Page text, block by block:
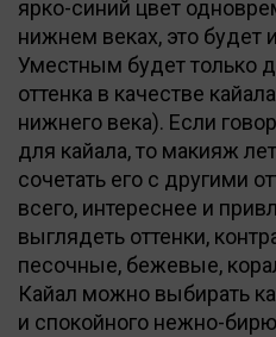
ярко-синий цвет
нижнем веках, это будет
Уместным будет только
оттенка в качестве
нижнего века). Если
для кайала, то макияж
сочетать его с другими
всего, интереснее и
выглядеть оттенки,
песочные, бежевые,
Кайал можно выбирать
и спокойного нежно-